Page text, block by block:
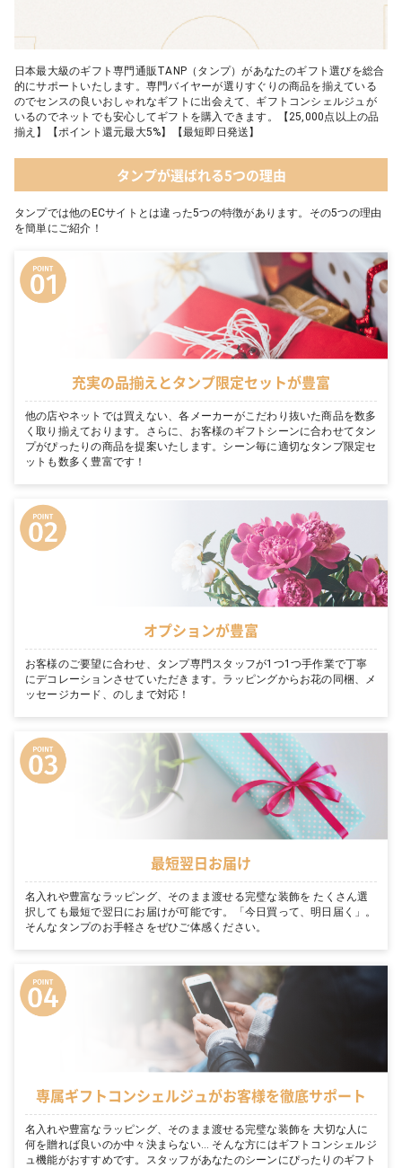
日本最大級のギフト専門通販TANP（タンプ）があなたのギフト選びを総合
的にサポートいたします。専門バイヤーが選りすぐりの商品を揃えている
のでセンスの良いおしゃれなギフトに出会えて、ギフトコンシェルジュが
いるのでネットでも安心してギフトを購入できます。【25,000点以上の品
揃え】【ポイント還元最大5%】【最短即日発送】
タンプが選ばれる5つの理由
タンプでは他のECサイトとは違った5つの特徴があります。その5つの理由
を簡単にご紹介！
充実の品揃えとタンプ限定セットが豊富
他の店やネットでは買えない、各メーカーがこだわり抜いた商品を数多
く取り揃えております。さらに、お客様のギフトシーンに合わせてタン
プがぴったりの商品を提案いたします。シーン毎に適切なタンプ限定セ
ットも数多く豊富です！
オプションが豊富
お客様のご要望に合わせ、タンプ専門スタッフが1つ1つ手作業で丁寧
にデコレーションさせていただきます。ラッピングからお花の同梱、メ
ッセージカード、のしまで対応！
最短翌日お届け
名入れや豊富なラッピング、そのまま渡せる完璧な装飾を たくさん選
択しても最短で翌日にお届けが可能です。「今日買って、明日届く」。
そんなタンプのお手軽さをぜひご体感ください。
専属ギフトコンシェルジュがお客様を徹底サポート
名入れや豊富なラッピング、そのまま渡せる完璧な装飾を 大切な人に
何を贈れば良いのか中々決まらない… そんな方にはギフトコンシェルジ
ュ機能がおすすめです。スタッフがあなたのシーンにぴったりのギフト